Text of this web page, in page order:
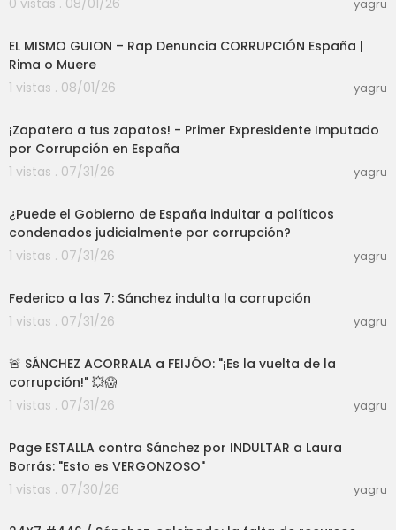
0 vistas . 08/01/26
yagru
EL MISMO GUION – Rap Denuncia CORRUPCIÓN España |
Rima o Muere
1 vistas . 08/01/26
yagru
¡Zapatero a tus zapatos! - Primer Expresidente Imputado
por Corrupción en España
1 vistas . 07/31/26
yagru
¿Puede el Gobierno de España indultar a políticos
condenados judicialmente por corrupción?
1 vistas . 07/31/26
yagru
Federico a las 7: Sánchez indulta la corrupción
1 vistas . 07/31/26
yagru
🚨 SÁNCHEZ ACORRALA a FEIJÓO: "¡Es la vuelta de la
corrupción!" 💥😱
1 vistas . 07/31/26
yagru
Page ESTALLA contra Sánchez por INDULTAR a Laura
Borrás: "Esto es VERGONZOSO"
1 vistas . 07/30/26
yagru